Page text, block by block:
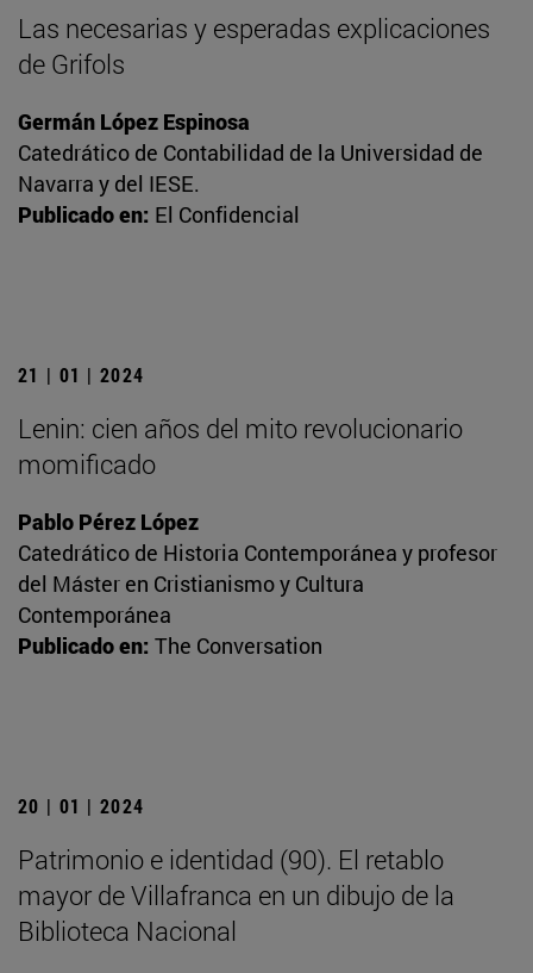
Las necesarias y esperadas explicaciones
de Grifols
Germán López Espinosa
Catedrático de Contabilidad de la Universidad de
Navarra y del IESE.
Publicado en: El Confidencial
21 | 01 | 2024
Lenin: cien años del mito revolucionario
momificado
Pablo Pérez López
Catedrático de Historia Contemporánea y profesor
del Máster en Cristianismo y Cultura
Contemporánea
Publicado en: The Conversation
20 | 01 | 2024
Patrimonio e identidad (90). El retablo
mayor de Villafranca en un dibujo de la
Biblioteca Nacional